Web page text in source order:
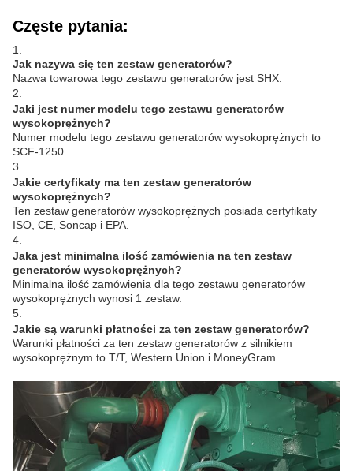
Częste pytania:
1.
Jak nazywa się ten zestaw generatorów?
Nazwa towarowa tego zestawu generatorów jest SHX.
2.
Jaki jest numer modelu tego zestawu generatorów
wysokoprężnych?
Numer modelu tego zestawu generatorów wysokoprężnych to
SCF-1250.
3.
Jakie certyfikaty ma ten zestaw generatorów
wysokoprężnych?
Ten zestaw generatorów wysokoprężnych posiada certyfikaty
ISO, CE, Soncap i EPA.
4.
Jaka jest minimalna ilość zamówienia na ten zestaw
generatorów wysokoprężnych?
Minimalna ilość zamówienia dla tego zestawu generatorów
wysokoprężnych wynosi 1 zestaw.
5.
Jakie są warunki płatności za ten zestaw generatorów?
Warunki płatności za ten zestaw generatorów z silnikiem
wysokoprężnym to T/T, Western Union i MoneyGram.